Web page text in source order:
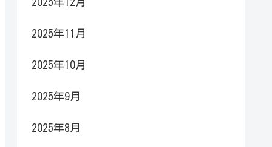
2025年11月
2025年10月
2025年9月
2025年8月